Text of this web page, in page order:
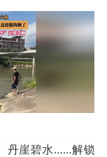
丹崖碧水……解锁